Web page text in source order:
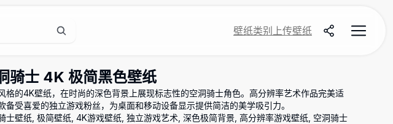
壁纸类别 上传壁纸
骑士 4K 极简黑色壁纸
格的4K壁纸，在时尚的深色背景上展现标志性的空洞骑士角色。高分辨率艺术作品完美适
备受喜爱的独立游戏粉丝，为桌面和移动设备显示提供简洁的美学吸引力。
士壁纸, 极简壁纸, 4K游戏壁纸, 独立游戏艺术, 深色极简背景, 高分辨率游戏壁纸, 空洞骑士